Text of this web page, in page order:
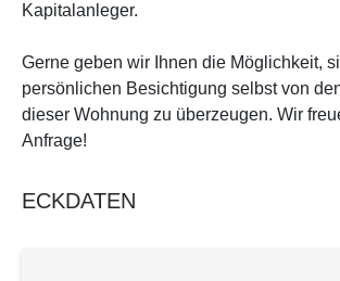
Kapitalanleger.
Gerne geben wir Ihnen die Möglichkeit,
persönlichen Besichtigung selbst von
dieser Wohnung zu überzeugen. Wir
Anfrage!
ECKDATEN